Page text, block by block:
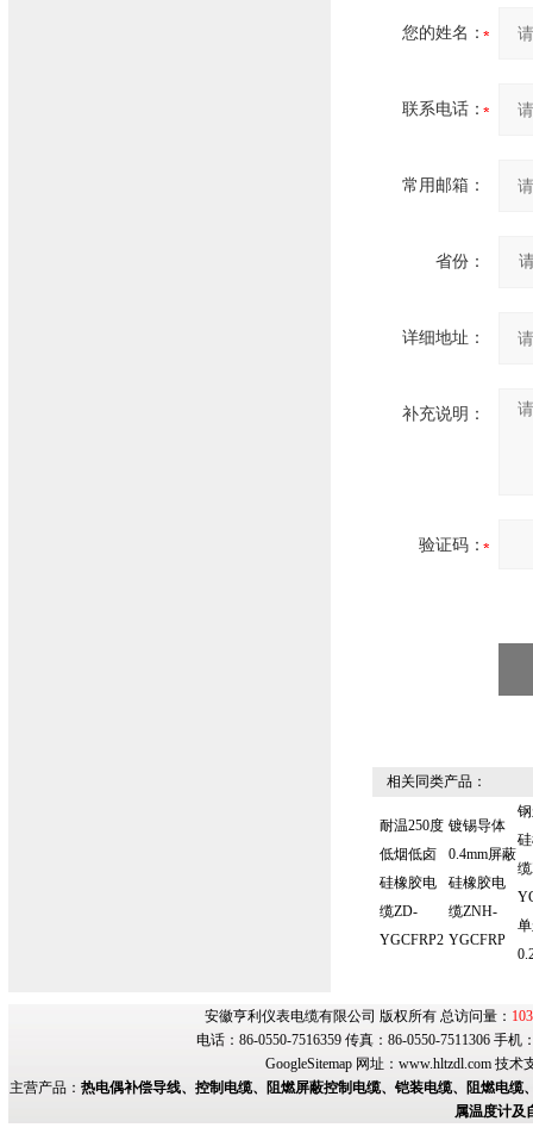
您的姓名：
联系电话：
常用邮箱：
省份：
详细地址：
补充说明：
验证码：
相关同类产品：
耐温250度
低烟低卤
硅橡胶电
缆ZD-
YGCFRP2
镀锡导体
0.4mm屏蔽
硅橡胶电
缆ZNH-
YGCFRP
安徽亨利仪表电缆有限公司 版权所有 总访问量：
电话：86-0550-7516359 传真：86-0550-7511306 手
GoogleSitemap网址： www.hltzdl.com技术
主营产品： 热电偶补偿导线、控制电缆、阻燃屏蔽控制电缆、铠装电缆、阻燃电
属温度计及